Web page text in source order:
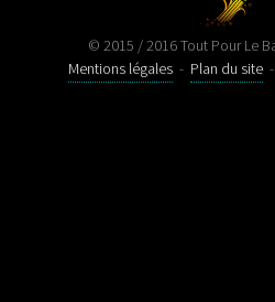
© 2015 / 2016 Tout Pour Le
Mentions légales - Plan du site